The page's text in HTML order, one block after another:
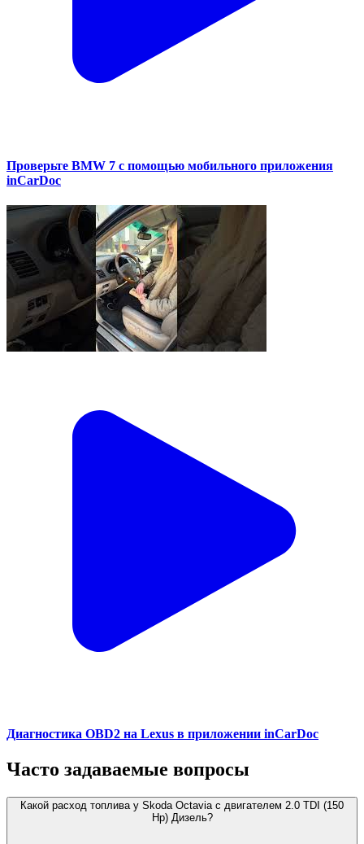
Проверьте BMW 7 с помощью мобильного приложения
inCarDoc
Диагностика OBD2 на Lexus в приложении inCarDoc
Часто задаваемые вопросы
Какой расход топлива у Skoda Octavia с двигателем 2.0 TDI (150
Hp) Дизель?